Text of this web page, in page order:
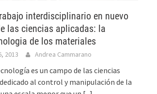
interdisciplinario en nuevo
las ciencias aplicadas: la
de los materiales
2013 Andrea Cammarano
es un campo de las ciencias
al control y manipulación de la